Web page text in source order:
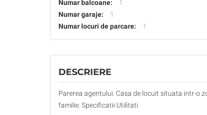
Numar balcoane:
1
Numar garaje:
1
Numar locuri de parcare:
1
DESCRIERE
Parerea agentului: Casa de locuit situata intr-o
familie. Specificatii Utilitati